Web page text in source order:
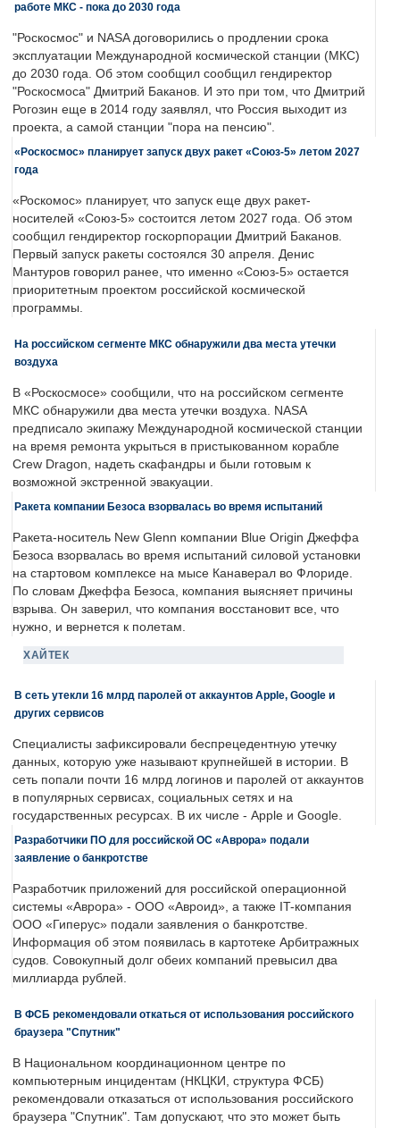
работе МКС - пока до 2030 года
"Роскосмос" и NASA договорились о продлении срока
эксплуатации Международной космической станции (МКС)
до 2030 года. Об этом сообщил сообщил гендиректор
"Роскосмоса" Дмитрий Баканов. И это при том, что Дмитрий
Рогозин еще в 2014 году заявлял, что Россия выходит из
проекта, а самой станции "пора на пенсию".
«Роскосмос» планирует запуск двух ракет «Союз-5» летом 2027
года
«Роскомос» планирует, что запуск еще двух ракет-
носителей «Союз-5» состоится летом 2027 года. Об этом
сообщил гендиректор госкорпорации Дмитрий Баканов.
Первый запуск ракеты состоялся 30 апреля. Денис
Мантуров говорил ранее, что именно «Союз-5» остается
приоритетным проектом российской космической
программы.
На российском сегменте МКС обнаружили два места утечки
воздуха
В «Роскосмосе» сообщили, что на российском сегменте
МКС обнаружили два места утечки воздуха. NASA
предписало экипажу Международной космической станции
на время ремонта укрыться в пристыкованном корабле
Crew Dragon, надеть скафандры и были готовым к
возможной экстренной эвакуации.
Ракета компании Безоса взорвалась во время испытаний
Ракета-носитель New Glenn компании Blue Origin Джеффа
Безоса взорвалась во время испытаний силовой установки
на стартовом комплексе на мысе Канаверал во Флориде.
По словам Джеффа Безоса, компания выясняет причины
взрыва. Он заверил, что компания восстановит все, что
нужно, и вернется к полетам.
ХАЙТЕК
В сеть утекли 16 млрд паролей от аккаунтов Apple, Google и
других сервисов
Специалисты зафиксировали беспрецедентную утечку
данных, которую уже называют крупнейшей в истории. В
сеть попали почти 16 млрд логинов и паролей от аккаунтов
в популярных сервисах, социальных сетях и на
государственных ресурсах. В их числе - Apple и Google.
Разработчики ПО для российской ОС «Аврора» подали
заявление о банкротстве
Разработчик приложений для российской операционной
системы «Аврора» - ООО «Авроид», а также IT-компания
ООО «Гиперус» подали заявления о банкротстве.
Информация об этом появилась в картотеке Арбитражных
судов. Совокупный долг обеих компаний превысил два
миллиарда рублей.
В ФСБ рекомендовали откаться от использования российского
браузера "Спутник"
В Национальном координационном центре по
компьютерным инцидентам (НКЦКИ, структура ФСБ)
рекомендовали отказаться от использования российского
браузера "Спутник". Там допускают, что это может быть